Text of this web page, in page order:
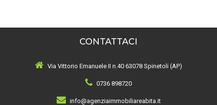
CONTATTACI
Via Vittorio Emanuele II n.40 63078 Spinetoli (AP)
0736 898720
info@agenziaimmobiliareabita.it